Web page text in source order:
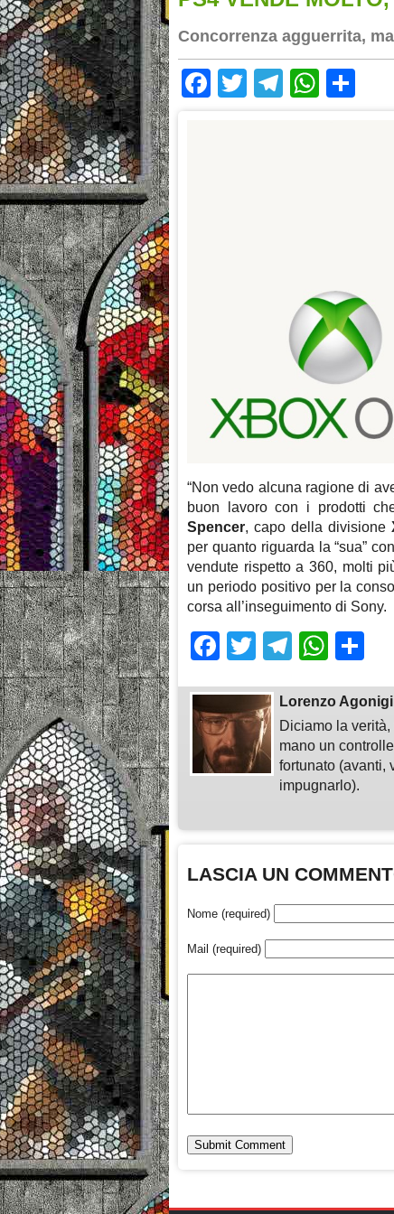
Concorrenza agguerrita,
Facebook
TwitterTelegram
“Non vedo alcuna ragione di
buon lavoro con i prodotti
Spencer, capo della divisione
per quanto riguarda la “sua”
vendute rispetto a 360, molti
un periodo positivo per la
corsa all’inseguimento di Sony.
Facebook
Twitter
Lorenzo Agonigi
Diciamo la
mano un
fortunato (avanti,
impugnarlo).
LASCIA UN
Nome (required)
Mail (required)